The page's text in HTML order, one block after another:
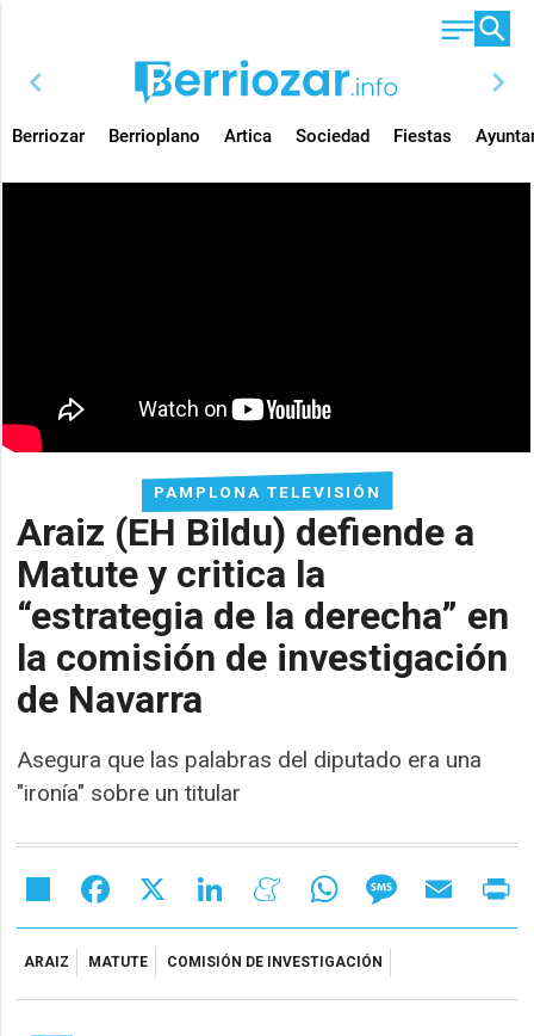
chevron_left chevron_right
Berriozar Berrioplano Artica Sociedad Fiestas
PAMPLONA TELEVISIÓN
Araiz (EH Bildu) defiende a
Matute y critica la
“estrategia de la derecha” en
la comisión de investigación
de Navarra
Asegura que las palabras del diputado era una
"ironía" sobre un titular
Share Facebook LinkedIn MeneameWhatsAppMessageEmail
ARAIZ MATUTE COMISIÓN DE INVESTIGACIÓN